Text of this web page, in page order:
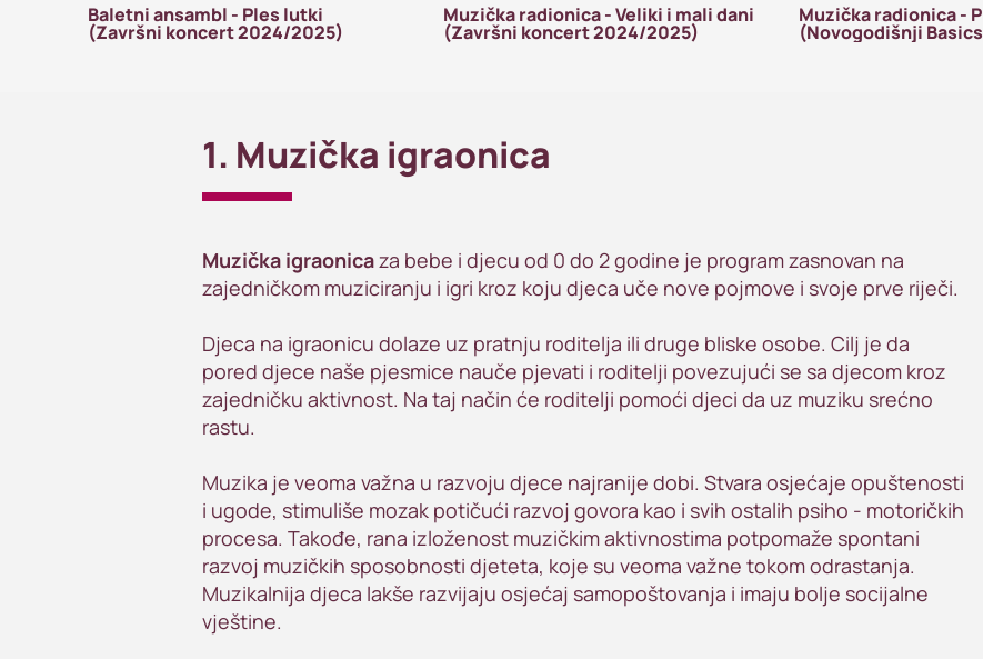
Baletni ansambl - Ples lutki
(Završni koncert 2024/2025)
Muzička radionica - Veliki i mali dani
(Završni koncert 2024/2025)
Muzička radionica -
(Novogodišnji
1. Muzička igraonica
Muzička igraonicaza bebe i djecu od 0 do 2 godine je program zasnovan na
zajedničkom muziciranju i igri kroz koju djeca uče nove pojmove i svoje prve riječi.
Djeca na igraonicu dolaze uz pratnju roditelja ili druge bliske osobe. Cilj je da
pored djece naše pjesmice nauče pjevati i roditelji povezujući se sa djecom kroz
zajedničku aktivnost. Na taj način će roditelji pomoći djeci da uz muziku srećno
rastu.
Muzika je veoma važna u razvoju djece najranije dobi. Stvara osjećaje opuštenosti
i ugode, stimuliše mozak potičući razvoj govora kao i svih ostalih psiho - motoričkih
procesa. Takođe, rana izloženost muzičkim aktivnostima potpomaže spontani
razvoj muzičkih sposobnosti djeteta, koje su veoma važne tokom odrastanja.
Muzikalnija djeca lakše razvijaju osjećaj samopoštovanja i imaju bolje socijalne
vještine.